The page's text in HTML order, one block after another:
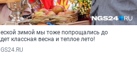
зимой мы тоже попрощались до
классная весна и теплое лето!